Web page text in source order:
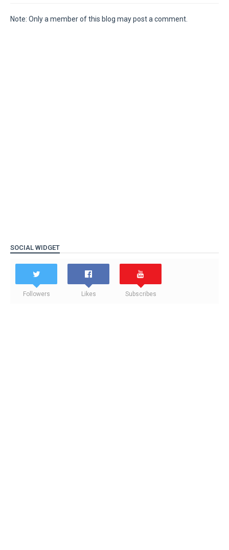
Note: Only a member of this blog may post a comment.
SOCIAL WIDGET
Followers Likes Subscribes